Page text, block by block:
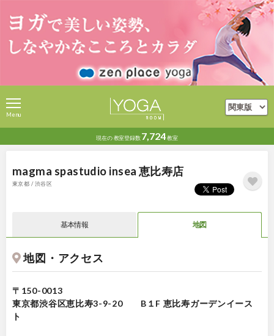
現在の教室登録数 7,724教室
Menu
magma spastudio insea 恵比寿店
東京都 / 渋谷区
基本情報 地図
地図・アクセス
〒150-0013
東京都渋谷区恵比寿3-9-20 B１F 恵比寿ガーデンイース
ト